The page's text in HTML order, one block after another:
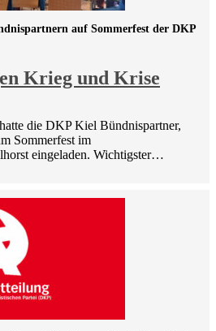
Krieg und Krise
auf Sommerfest der DKP
die DKP Kiel Bündnispartner,
Sommerfest im
eingeladen. Wichtigster…